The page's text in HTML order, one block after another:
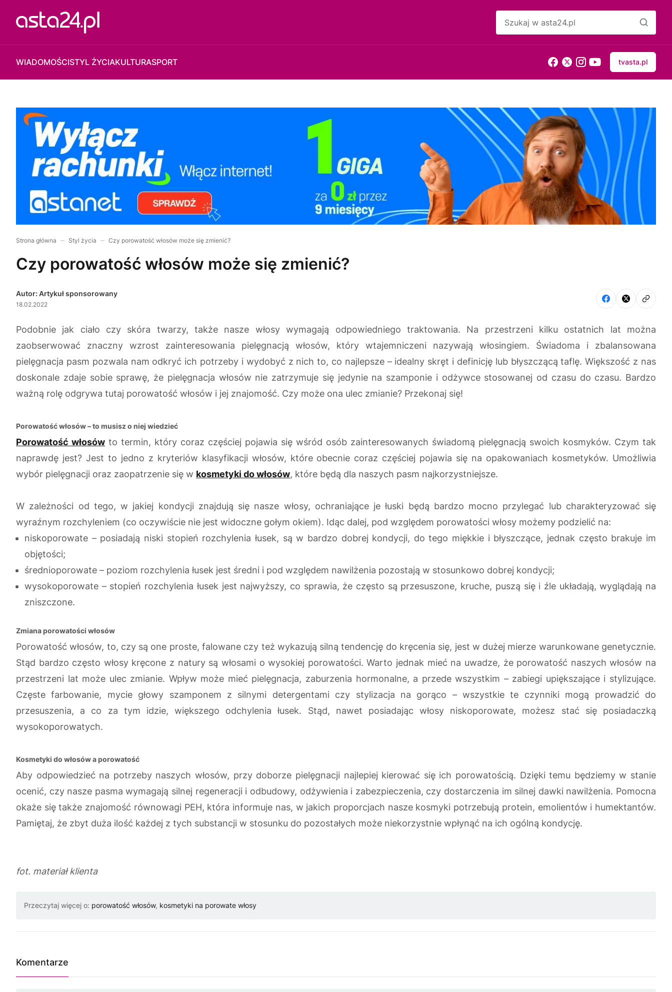
WIADOMOŚCISTYL ŻYCIAKULTURASPORT tvasta.pl
Strona główna Styl życia Czy porowatość włosów może się zmienić?
Czy porowatość włosów może się zmienić?
Autor: Artykuł sponsorowany
18.02.2022
Podobnie jak ciało czy skóra twarzy, także nasze włosy wymagają odpowiedniego traktowania. Na przestrzeni kilku ostatnich lat można
zaobserwować znaczny wzrost zainteresowania pielęgnacją włosów, który wtajemniczeni nazywają włosingiem. Świadoma i zbalansowana
pielęgnacja pasm pozwala nam odkryć ich potrzeby i wydobyć z nich to, co najlepsze – idealny skręt i definicję lub błyszczącą taflę. Większość z nas
doskonale zdaje sobie sprawę, że pielęgnacja włosów nie zatrzymuje się jedynie na szamponie i odżywce stosowanej od czasu do czasu. Bardzo
ważną rolę odgrywa tutaj porowatość włosów i jej znajomość. Czy może ona ulec zmianie? Przekonaj się!
Porowatość włosów – to musisz o niej wiedzieć
Porowatość włosów to termin, który coraz częściej pojawia się wśród osób zainteresowanych świadomą pielęgnacją swoich kosmyków. Czym tak
naprawdę jest? Jest to jedno z kryteriów klasyfikacji włosów, które obecnie coraz częściej pojawia się na opakowaniach kosmetyków. Umożliwia
wybór pielęgnacji oraz zaopatrzenie się w kosmetyki do włosów, które będą dla naszych pasm najkorzystniejsze.
W zależności od tego, w jakiej kondycji znajdują się nasze włosy, ochraniające je łuski będą bardzo mocno przylegać lub charakteryzować się
wyraźnym rozchyleniem (co oczywiście nie jest widoczne gołym okiem). Idąc dalej, pod względem porowatości włosy możemy podzielić na:
niskoporowate – posiadają niski stopień rozchylenia łusek, są w bardzo dobrej kondycji, do tego miękkie i błyszczące, jednak często brakuje im
objętości;
średnioporowate – poziom rozchylenia łusek jest średni i pod względem nawilżenia pozostają w stosunkowo dobrej kondycji;
wysokoporowate – stopień rozchylenia łusek jest najwyższy, co sprawia, że często są przesuszone, kruche, puszą się i źle układają, wyglądają na
zniszczone.
Zmiana porowatości włosów
Porowatość włosów, to, czy są one proste, falowane czy też wykazują silną tendencję do kręcenia się, jest w dużej mierze warunkowane genetycznie.
Stąd bardzo często włosy kręcone z natury są włosami o wysokiej porowatości. Warto jednak mieć na uwadze, że porowatość naszych włosów na
przestrzeni lat może ulec zmianie. Wpływ może mieć pielęgnacja, zaburzenia hormonalne, a przede wszystkim – zabiegi upiększające i stylizujące.
Częste farbowanie, mycie głowy szamponem z silnymi detergentami czy stylizacja na gorąco – wszystkie te czynniki mogą prowadzić do
przesuszenia, a co za tym idzie, większego odchylenia łusek. Stąd, nawet posiadając włosy niskoporowate, możesz stać się posiadaczką
wysokoporowatych.
Kosmetyki do włosów a porowatość
Aby odpowiedzieć na potrzeby naszych włosów, przy doborze pielęgnacji najlepiej kierować się ich porowatością. Dzięki temu będziemy w stanie
ocenić, czy nasze pasma wymagają silnej regeneracji i odbudowy, odżywienia i zabezpieczenia, czy dostarczenia im silnej dawki nawilżenia. Pomocna
okaże się także znajomość równowagi PEH, która informuje nas, w jakich proporcjach nasze kosmyki potrzebują protein, emolientów i humektantów.
Pamiętaj, że zbyt duża ilość każdej z tych substancji w stosunku do pozostałych może niekorzystnie wpłynąć na ich ogólną kondycję.
fot. materiał klienta
Przeczytaj więcej o: porowatość włosów, kosmetyki na porowate włosy
Komentarze